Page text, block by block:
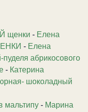
щенки - Елена
- Елена
пуделя абрикосового
- Катерина
шоколадный
мальтипу - Марина